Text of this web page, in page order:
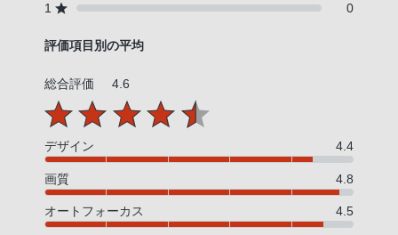
1
0
評価項目別の平均
総合評価 4.6
デザイン 4.4
画質 4.8
オートフォーカス 4.5